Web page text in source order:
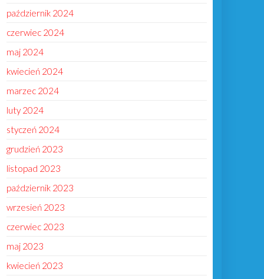
październik 2024
czerwiec 2024
maj 2024
kwiecień 2024
marzec 2024
luty 2024
styczeń 2024
grudzień 2023
listopad 2023
październik 2023
wrzesień 2023
czerwiec 2023
maj 2023
kwiecień 2023